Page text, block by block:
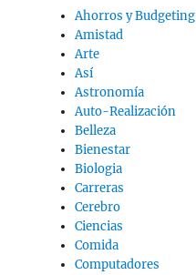
Ahorros y Budgeting
Amistad
Arte
Así
Astronomía
Auto-Realización
Belleza
Bienestar
Biologia
Carreras
Cerebro
Ciencias
Comida
Computadores